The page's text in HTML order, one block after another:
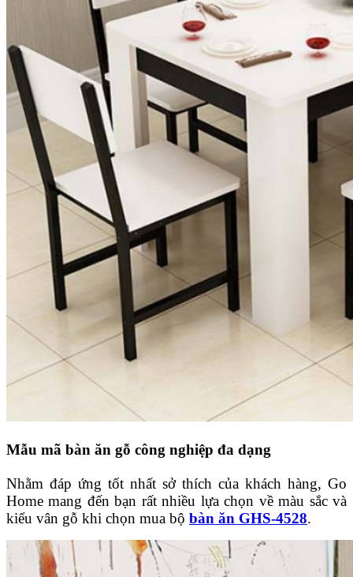
Mẫu mã bàn ăn gỗ công nghiệp đa dạng
Nhằm đáp ứng tốt nhất sở thích của khách hàng, Go
Home mang đến bạn rất nhiều lựa chọn về màu sắc và
kiểu vân gỗ khi chọn mua bộ bàn ăn GHS-4528.